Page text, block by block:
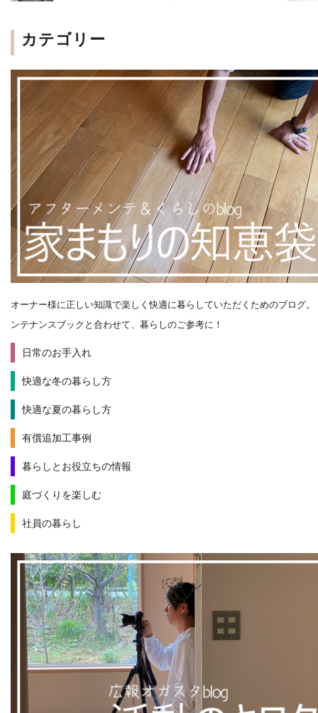
カテゴリー
オーナー様に正しい知識で楽しく快適に暮らしていただくためのブログ。
ンテナンスブックと合わせて、暮らしのご参考に！
日常のお手入れ
快適な冬の暮らし方
快適な夏の暮らし方
有償追加工事例
暮らしとお役立ちの情報
庭づくりを楽しむ
社員の暮らし